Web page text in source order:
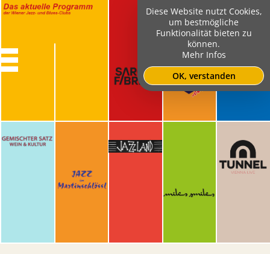
Diese Website nutzt Cookies,
um bestmögliche
Funktionalität bieten zu
können.
Mehr Infos
OK, verstanden